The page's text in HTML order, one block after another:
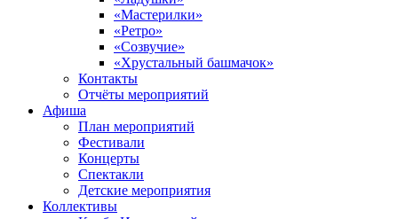
«Мастерилки»
«Ретро»
«Созвучие»
«Хрустальный башмачок»
Контакты
Отчёты мероприятий
Афиша
План мероприятий
Фестивали
Концерты
Спектакли
Детские мероприятия
Коллективы